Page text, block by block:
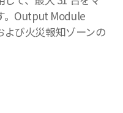
。Output Module
よび火災報知ゾーンの